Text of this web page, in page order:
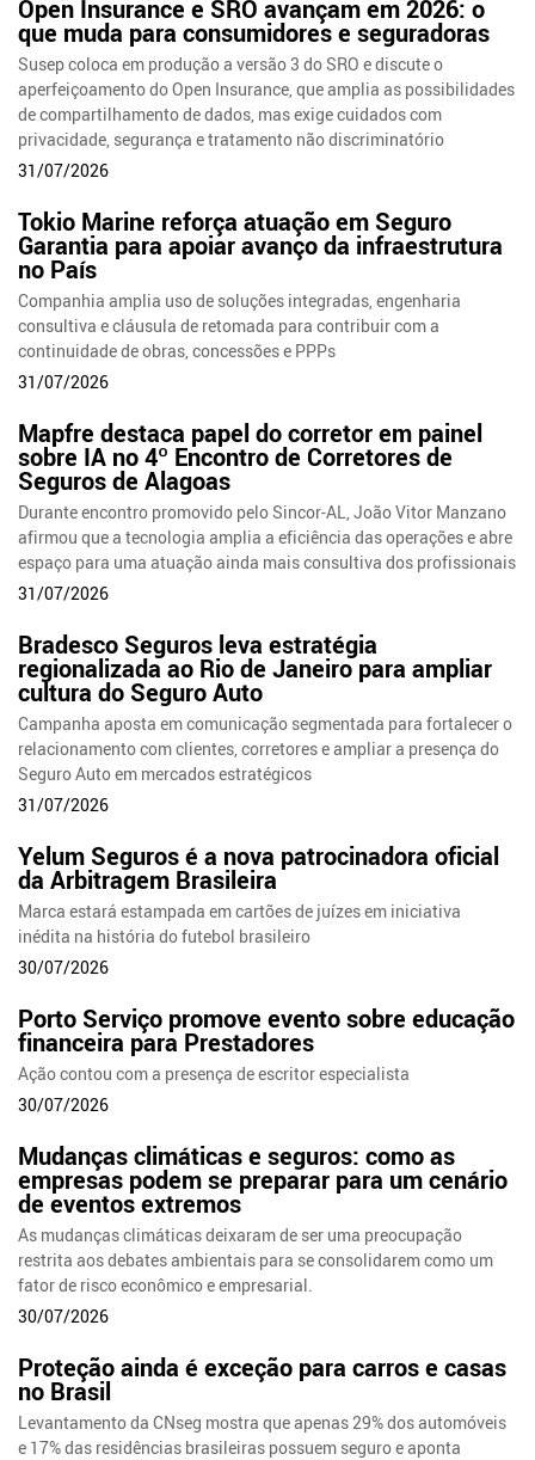
Open Insurance e SRO avançam em 2026: o
que muda para consumidores e seguradoras
Susep coloca em produção a versão 3 do SRO e discute o
aperfeiçoamento do Open Insurance, que amplia as possibilidades
de compartilhamento de dados, mas exige cuidados com
privacidade, segurança e tratamento não discriminatório
31/07/2026
Tokio Marine reforça atuação em Seguro
Garantia para apoiar avanço da infraestrutura
no País
Companhia amplia uso de soluções integradas, engenharia
consultiva e cláusula de retomada para contribuir com a
continuidade de obras, concessões e PPPs
31/07/2026
Mapfre destaca papel do corretor em painel
sobre IA no 4º Encontro de Corretores de
Seguros de Alagoas
Durante encontro promovido pelo Sincor-AL, João Vitor Manzano
afirmou que a tecnologia amplia a eficiência das operações e abre
espaço para uma atuação ainda mais consultiva dos profissionais
31/07/2026
Bradesco Seguros leva estratégia
regionalizada ao Rio de Janeiro para ampliar
cultura do Seguro Auto
Campanha aposta em comunicação segmentada para fortalecer o
relacionamento com clientes, corretores e ampliar a presença do
Seguro Auto em mercados estratégicos
31/07/2026
Yelum Seguros é a nova patrocinadora oficial
da Arbitragem Brasileira
Marca estará estampada em cartões de juízes em iniciativa
inédita na história do futebol brasileiro
30/07/2026
Porto Serviço promove evento sobre educação
financeira para Prestadores
Ação contou com a presença de escritor especialista
30/07/2026
Mudanças climáticas e seguros: como as
empresas podem se preparar para um cenário
de eventos extremos
As mudanças climáticas deixaram de ser uma preocupação
restrita aos debates ambientais para se consolidarem como um
fator de risco econômico e empresarial.
30/07/2026
Proteção ainda é exceção para carros e casas
no Brasil
Levantamento da CNseg mostra que apenas 29% dos automóveis
e 17% das residências brasileiras possuem seguro e aponta